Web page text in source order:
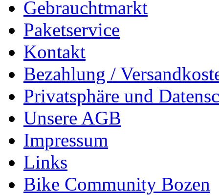
Gebrauchtmarkt
Paketservice
Kontakt
Bezahlung /
Privatsphäre und
Unsere AGB
Impressum
Links
Bike Community Bozen